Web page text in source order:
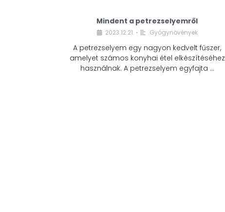
Mindent a petrezselyemről
2023.12.21. • Gyógynövények
A petrezselyem egy nagyon kedvelt fűszer,
amelyet számos konyhai étel elkészítéséhez
használnak. A petrezselyem egyfajta …